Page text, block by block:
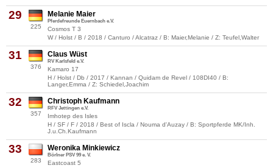
29
225
Melanie Maier
Pferdefreunde Euernbach e.V.
Cosmos T 3
W / Holst / B / 2018 / Canturo / Alcatraz / B: Maier,Melanie / Z: Teufel,Walter
31
376
Claus Wüst
RV Karlsfeld e.V.
Kamaro 17
H / Holst / Db / 2017 / Kannan / Quidam de Revel / 108DI40 / B:
Langer,Emma / Z: Schiedel,Joachim
32
357
Christoph Kaufmann
RFV Jettingen e.V.
Imhotep des Isles
H / SF / F / 2018 / Best of Iscla / Nouma d'Auzay / B: Sportpferde MK/Inh.
J.u.Ch.Kaufmann
33
283
Weronika Minkiewicz
Börlner PSV 99 e. V.
Eastcoast 5